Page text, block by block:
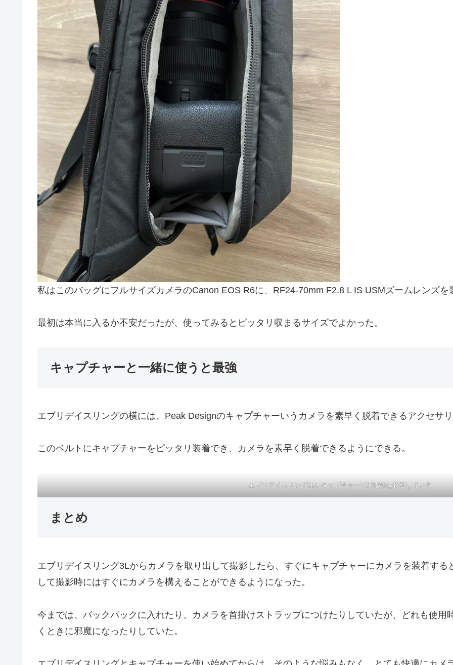
私はこのバッグにフルサイズカメラのCanon EOS R6に、RF24-70mm F2.8 L IS USMズームレンズを
最初は本当に入るか不安だったが、使ってみるとピッタリ収まるサイズでよかった。
キャプチャーと一緒に使うと最強
エブリデイスリングの横には、Peak Designのキャプチャーいうカメラを素早く脱着できるアクセサ
このベルトにキャプチャーをピッタリ装着でき、カメラを素早く脱着できるようにできる。
エブリデイスリング3LにキャプチャーV3(別売)を装着している
まとめ
エブリデイスリング3Lからカメラを取り出して撮影したら、すぐにキャプチャーにカメラを装着す
して撮影時にはすぐにカメラを構えることができるようになった。
今までは、バックパックに入れたり、カメラを首掛けストラップにつけたりしていたが、どれも使
くときに邪魔になったりしていた。